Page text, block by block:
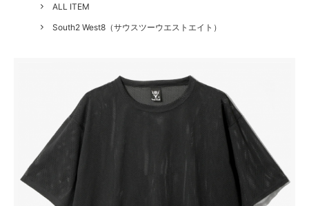
ALL ITEM
South2 West8（サウスツーウエストエイト）